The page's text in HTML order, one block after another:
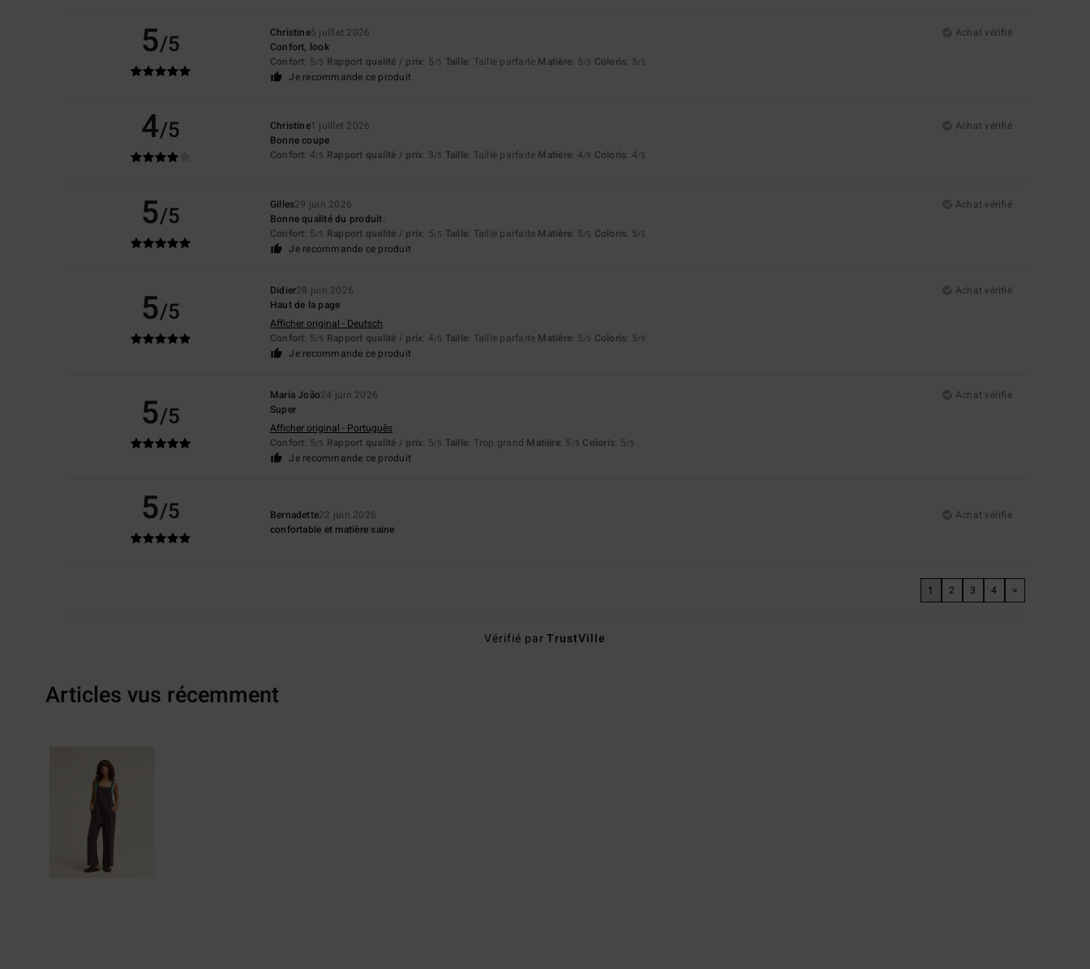
5/5 Christine5 juillet 2026
Achat vérifié
Confort, look
Confort: 5/5 Rapport qualité / prix: 5/5 Taille: Taille parfaite Matière: 5/5 Coloris: 5/5
Je recommande ce produit
4/5 Christine1 juillet 2026
Achat vérifié
Bonne coupe
Confort: 4/5 Rapport qualité / prix: 3/5 Taille: Taille parfaite Matière: 4/5 Coloris: 4/5
5/5 Gilles29 juin 2026
Achat vérifié
Bonne qualité du produit.
Confort: 5/5 Rapport qualité / prix: 5/5 Taille: Taille parfaite Matière: 5/5 Coloris: 5/5
Je recommande ce produit
5/5
Didier28 juin 2026
Achat vérifié
Haut de la page
Afficher original - Deutsch
Confort: 5/5 Rapport qualité / prix: 4/5 Taille: Taille parfaite Matière: 5/5 Coloris: 5/5
Je recommande ce produit
5/5
Maria João24 juin 2026
Achat vérifié
Super
Afficher original - Português
Confort: 5/5 Rapport qualité / prix: 5/5 Taille: Trop grand Matière: 5 /5 Coloris: 5/5
Je recommande ce produit
5/5 Bernadette22 juin 2026
Achat vérifié
confortable et matière saine
1 2 3 4 >
Vérifié parTrustVille
Articles vus récemment